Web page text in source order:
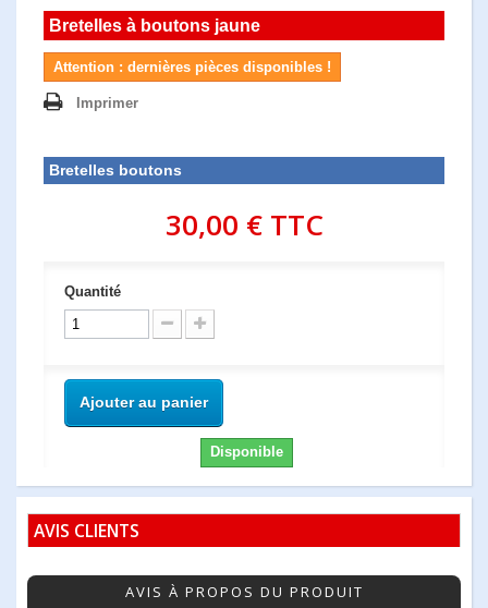
Bretelles à boutons jaune
Attention : dernières pièces disponibles !
Imprimer
Bretelles boutons
30,00 €TTC
Quantité
Ajouter au panier
Disponible
AVIS CLIENTS
AVIS À PROPOS DU PRODUIT